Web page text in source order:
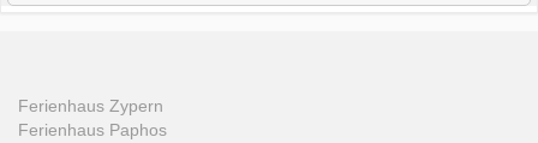
Ferienhaus Zypern
Ferienhaus Paphos